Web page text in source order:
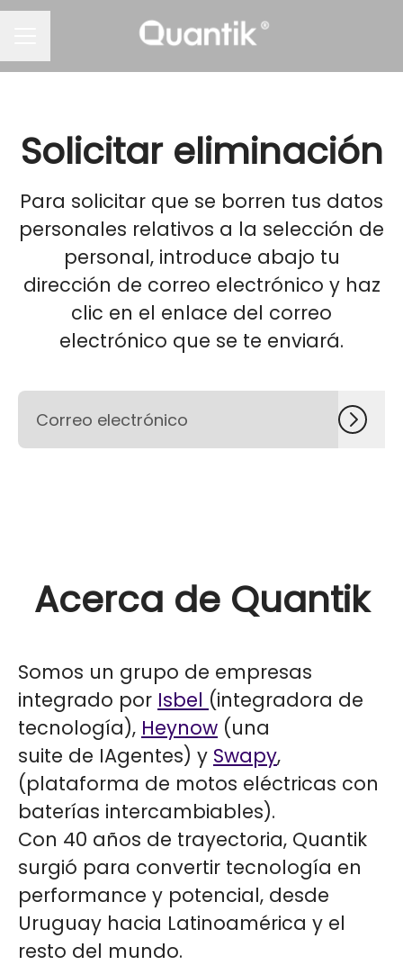
Solicitar eliminación
Para solicitar que se borren tus datos
personales relativos a la selección de
personal, introduce abajo tu
dirección de correo electrónico y haz
clic en el enlace del correo
electrónico que se te enviará.
Acerca de Quantik
Somos un grupo de empresas
integrado por Isbel (integradora de
tecnología), Heynow (una
suite de IAgentes) y Swapy,
(plataforma de motos eléctricas con
baterías intercambiables).
Con 40 años de trayectoria, Quantik
surgió para convertir tecnología en
performance y potencial, desde
Uruguay hacia Latinoamérica y el
resto del mundo.